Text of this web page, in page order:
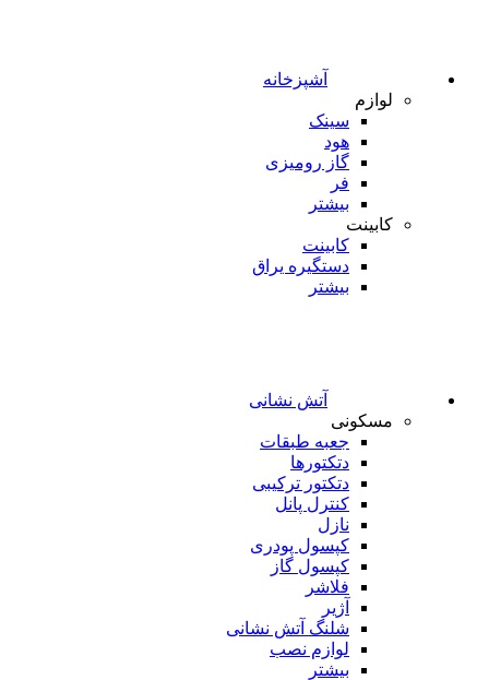
آشپزخانه
لوازم
سینک
هود
گاز رومیزی
فر
بیشتر
کابینت
کابینت
دستگیره یراق
بیشتر
آتش نشانی
مسکونی
جعبه طبقات
دتکتورها
دتکتور ترکیبی
کنترل پانل
نازل
کپسول پودری
کپسول گاز
فلاشر
آژیر
شلنگ آتش نشانی
لوازم نصب
بیشتر